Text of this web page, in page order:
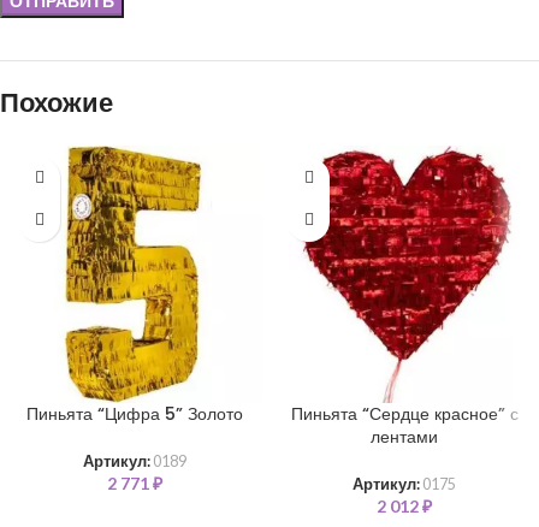
Похожие
Пиньята “Цифра 5” Золото
Артикул: 0189
2 771₽
Пиньята “Сердце красное” с
лентами
Артикул: 0175
2 012₽